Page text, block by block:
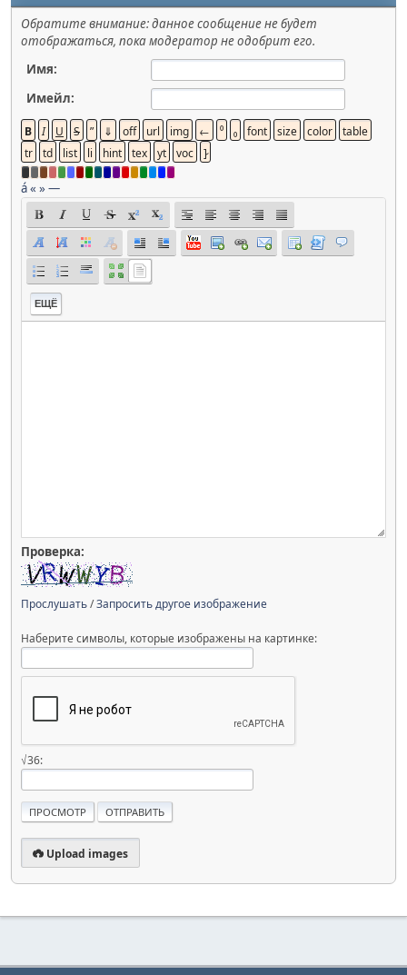
Обратите внимание: данное сообщение не будет
отображаться, пока модератор не одобрит его.
Имя:
Имейл:
á« »—
ЕЩЁ
Проверка:
Прослушать/Запросить другое изображение
Наберите символы, которые изображены на картинке:
√36:
Upload images